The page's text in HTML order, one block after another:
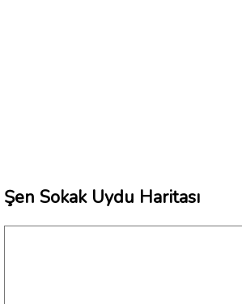
Şen Sokak Uydu Haritası